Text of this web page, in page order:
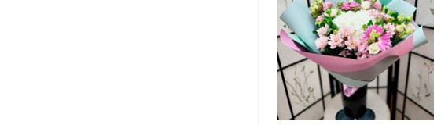
Купить в 1 клик Сравнение
В избранное В наличии